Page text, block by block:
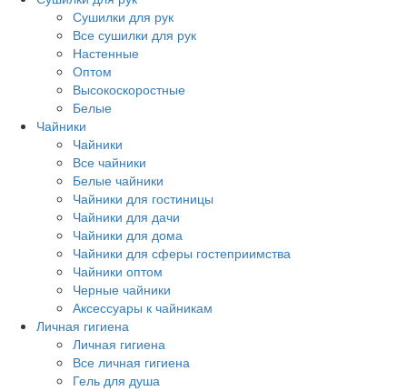
Сушилки для рук
Все сушилки для рук
Настенные
Оптом
Высокоскоростные
Белые
Чайники
Чайники
Все чайники
Белые чайники
Чайники для гостиницы
Чайники для дачи
Чайники для дома
Чайники для сферы гостеприимства
Чайники оптом
Черные чайники
Аксессуары к чайникам
Личная гигиена
Личная гигиена
Все личная гигиена
Гель для душа